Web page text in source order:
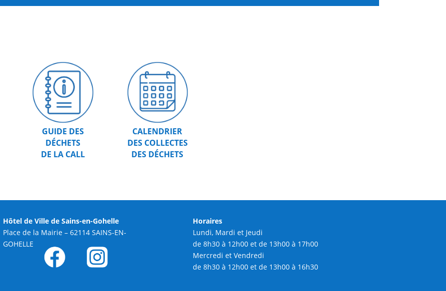
GUIDE DES
DÉCHETS
DE LA CALL
CALENDRIER
DES COLLECTES
DES DÉCHETS
Hôtel de Villede Sains-en-Gohelle
Place de la Mairie –62114 SAINS-EN-
GOHELLE
Horaires
Lundi, Mardi et Jeudi
de 8h30 à 12h00 et de 13h00 à 17h00
Mercredi et Vendredi
de 8h30 à 12h00 et de 13h00 à 16h30